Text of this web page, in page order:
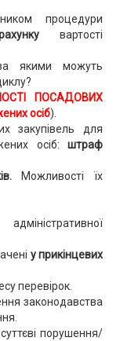
процедури
вартості
якими можуть
ПОСАДОВИХ
осіб).
закупівель для
осіб:штраф
Можливості їх
у прикінцевих
перевірок.
законодавства
порушення/